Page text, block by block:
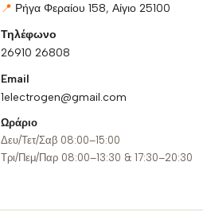
📍 Ρήγα Φεραίου 158, Αίγιο 25100
Τηλέφωνο
26910 26808
Email
1electrogen@gmail.com
Ωράριο
Δευ/Τετ/Σαβ 08:00–15:00
Τρι/Πεμ/Παρ 08:00–13:30 & 17:30–20:30